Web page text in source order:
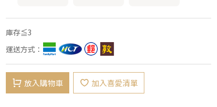
庫存≦3
運送方式：
放入購物車 加入喜愛清單